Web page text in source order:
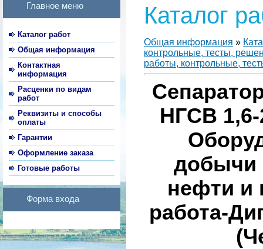
Главное меню
Каталог работ
Общая информация
Контактная
информация
Расценки по видам
работ
Реквизиты и способы
оплаты
Гарантии
Оформление заказа
Готовые работы
Форма входа
Каталог
Общая информация »
контрольные, тесты,
работы, контрольные,
НГСВ 1,6-
добычи
нефти и
работа-